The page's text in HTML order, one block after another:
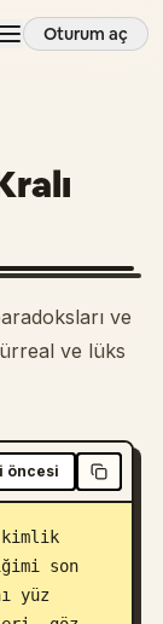
Oturum aç
ve
ve lüks
öncesi
son
yüz